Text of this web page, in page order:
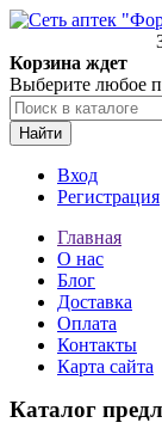
Корзина ждет
Выберите любое
Найти
Вход
Регистрация
Главная
О нас
Блог
Доставка
Оплата
Контакты
Карта сайта
Каталог